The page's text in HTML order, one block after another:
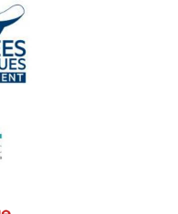
- Reportatge